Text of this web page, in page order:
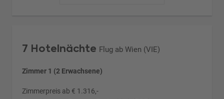
7 Hotelnächte Flug ab Wien (VIE)
Zimmer 1 (2 Erwachsene)
Zimmerpreis ab € 1.316,-